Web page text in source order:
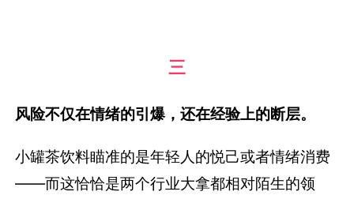
三
风险不仅在情绪的引爆，还在经验上的断层。
小罐茶饮料瞄准的是年轻人的悦己或者情绪消费
——而这恰恰是两个行业大拿都相对陌生的领